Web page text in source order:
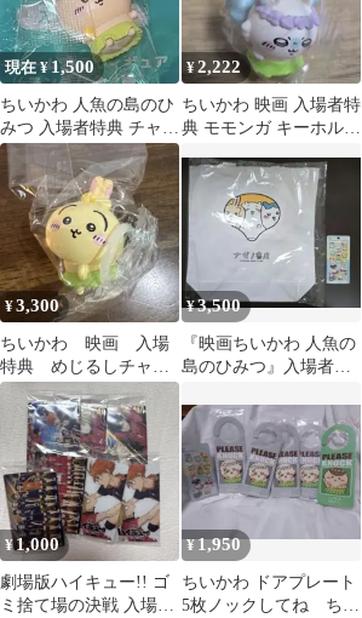
現在 ¥1,500
ちいかわ 人魚の島のひ
みつ 入場者特典 チャー
ムミニフィギュア くり
まんじゅう
¥2,222
ちいかわ 映画 入場者特
典 モモンガ キーホルダ
¥3,300
ちいかわ 映画 入場
特典 めじるしチャー
ム うさぎ
¥3,500
『映画ちいかわ 人魚の
島のひみつ』入場者特
パー 2点セット
¥1,000
劇場版ハイキュー!! ゴ
ミ捨て場の決戦 入場者
¥1,950
ちいかわ ドアプレート
5枚ノックしてね ちい